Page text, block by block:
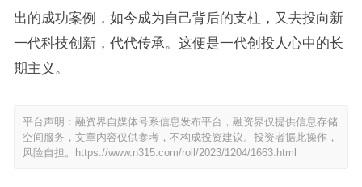
出的成功案例，如今成为自己背后的支柱，又去投向新
一代科技创新，代代传承。这便是一代创投人心中的长
期主义。
平台声明：融资界自媒体号系信息发布平台，融资界仅提供信息存储
空间服务，文章内容仅供参考，不构成投资建议。投资者据此操作，
风险自担。
https://www.n315.com/roll/2023/1204/1663.html